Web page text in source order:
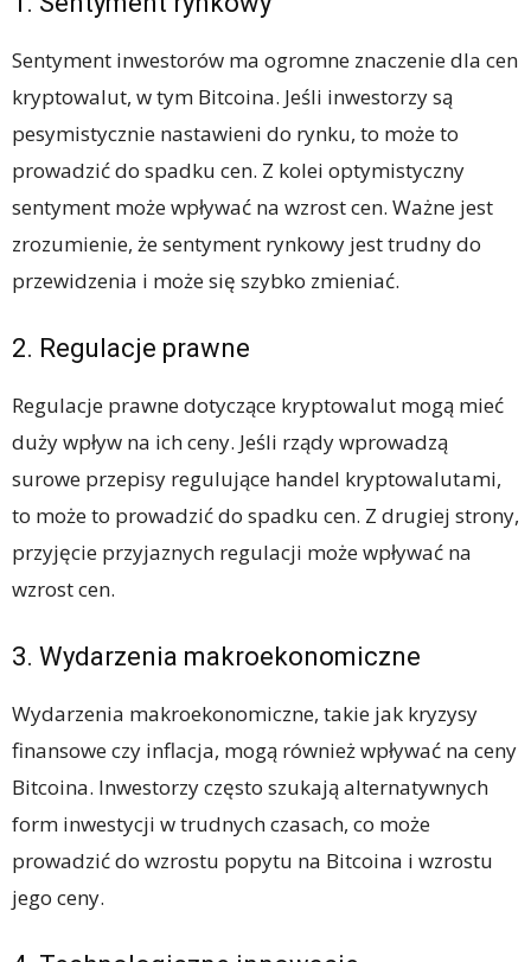
Sentyment inwestorów ma ogromne znaczenie dla cen
kryptowalut, w tym Bitcoina. Jeśli inwestorzy są
pesymistycznie nastawieni do rynku, to może to
prowadzić do spadku cen. Z kolei optymistyczny
sentyment może wpływać na wzrost cen. Ważne jest
zrozumienie, że sentyment rynkowy jest trudny do
przewidzenia i może się szybko zmieniać.
2. Regulacje prawne
Regulacje prawne dotyczące kryptowalut mogą mieć
duży wpływ na ich ceny. Jeśli rządy wprowadzą
surowe przepisy regulujące handel kryptowalutami,
to może to prowadzić do spadku cen. Z drugiej strony,
przyjęcie przyjaznych regulacji może wpływać na
wzrost cen.
3. Wydarzenia makroekonomiczne
Wydarzenia makroekonomiczne, takie jak kryzysy
finansowe czy inflacja, mogą również wpływać na ceny
Bitcoina. Inwestorzy często szukają alternatywnych
form inwestycji w trudnych czasach, co może
prowadzić do wzrostu popytu na Bitcoina i wzrostu
jego ceny.